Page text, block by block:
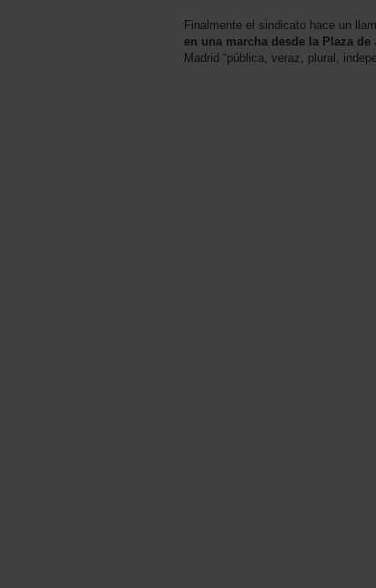
Finalmente el sindicato hace un
en una marcha desde la Plaza
Madrid “pública, veraz, plural,